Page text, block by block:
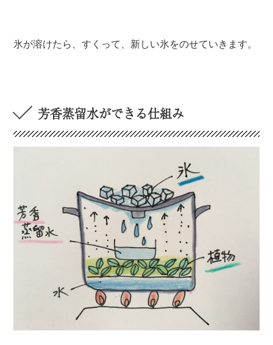
氷が溶けたら、すくって、新しい氷をのせていきます。
芳香蒸留水ができる仕組み